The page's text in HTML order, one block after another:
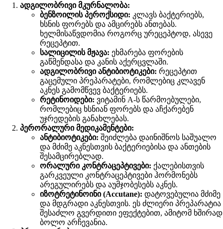
ადგილობრივი მკურნალობა:
ბენზოილის პეროქსიდი: კლავს ბაქტერიებს,
ხსნის ფორებს და ამცირებს ანთებას.
ხელმისაწვდომია როგორც ურეცეპტოდ, ასევე
რეცეპტით.
სალიცილის მჟავა: ეხმარება ფორების
გაწმენდასა და კანის აქერცვლაში.
ადგილობრივი ანტიბიოტიკები: რეცეპტით
გაცემული პრეპარატები, რომლებიც კლავენ
აკნეს გამომწვევ ბაქტერიებს.
რეტინოიდები: ვიტამინ A-ს წარმოებულები,
რომლებიც ხსნიან ფორებს და აჩქარებენ
უჯრედების განახლებას.
პერორალური მედიკამენტები:
ანტიბიოტიკები: შეიძლება დაინიშნოს საშუალო
და მძიმე აკნესთვის ბაქტერიებისა და ანთების
შესამცირებლად.
ორალური კონტრაცეპტივები: ქალებისთვის
გარკვეული კონტრაცეპტივები ჰორმონებს
არეგულირებს და აუმჯობესებს აკნეს.
იზოტრეტინოინი (Accutane): დატოვებულია მძიმე
და მდგრადი აკნესთვის. ეს ძლიერი პრეპარატია
შესაძლო გვერდითი ეფექტებით, ამიტომ ხშირად
ბოლო არჩევანია.